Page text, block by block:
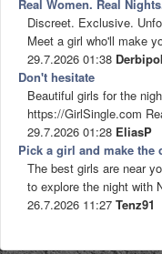
Real Women. Real
Discreet. Exclusive.
Meet a girl who'll make
29.7.2026 01:38
Don't hesitate
Beautiful girls for the
https://GirlSingle.com
29.7.2026 01:28 EliasP
Pick a girl and make the
The best girls are near
to explore the night with
26.7.2026 11:27 Tenz91